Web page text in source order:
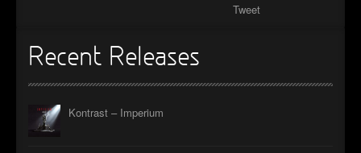
Tweet
Recent Releases
Kontrast – Imperium